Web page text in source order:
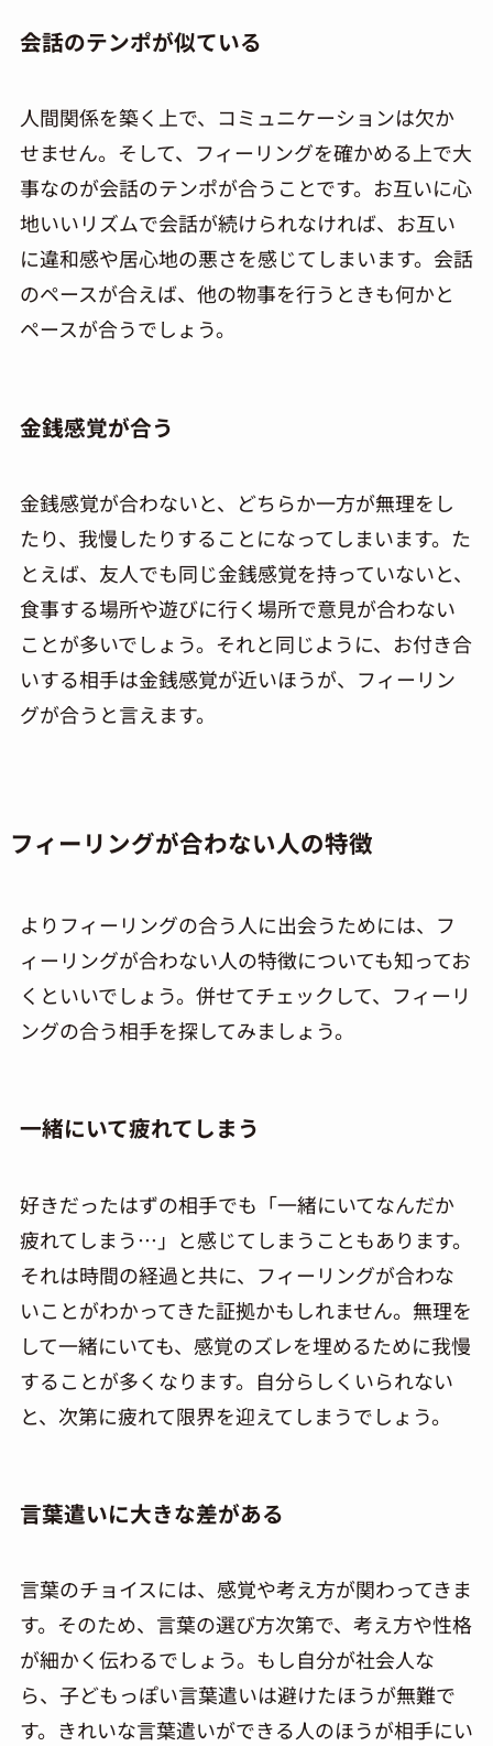
会話のテンポが似ている
人間関係を築く上で、コミュニケーションは欠か
せません。そして、フィーリングを確かめる上で大
事なのが会話のテンポが合うことです。お互いに心
地いいリズムで会話が続けられなければ、お互い
に違和感や居心地の悪さを感じてしまいます。会話
のペースが合えば、他の物事を行うときも何かと
ペースが合うでしょう。
金銭感覚が合う
金銭感覚が合わないと、どちらか一方が無理をし
たり、我慢したりすることになってしまいます。た
とえば、友人でも同じ金銭感覚を持っていないと、
食事する場所や遊びに行く場所で意見が合わない
ことが多いでしょう。それと同じように、お付き合
いする相手は金銭感覚が近いほうが、フィーリン
グが合うと言えます。
フィーリングが合わない人の特徴
よりフィーリングの合う人に出会うためには、フ
ィーリングが合わない人の特徴についても知ってお
くといいでしょう。併せてチェックして、フィーリ
ングの合う相手を探してみましょう。
一緒にいて疲れてしまう
好きだったはずの相手でも「一緒にいてなんだか
疲れてしまう…」と感じてしまうこともあります。
それは時間の経過と共に、フィーリングが合わな
いことがわかってきた証拠かもしれません。無理を
して一緒にいても、感覚のズレを埋めるために我慢
することが多くなります。自分らしくいられない
と、次第に疲れて限界を迎えてしまうでしょう。
言葉遣いに大きな差がある
言葉のチョイスには、感覚や考え方が関わってきま
す。そのため、言葉の選び方次第で、考え方や性格
が細かく伝わるでしょう。もし自分が社会人な
ら、子どもっぽい言葉遣いは避けたほうが無難で
す。きれいな言葉遣いができる人のほうが相手にい